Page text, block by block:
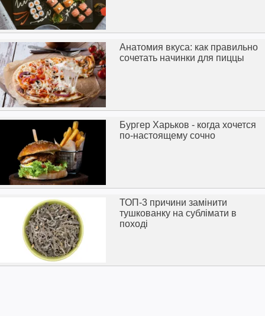
Анатомия вкуса: как правильно
сочетать начинки для пиццы
Бургер Харьков - когда хочется
по-настоящему сочно
ТОП-3 причини замінити
тушкованку на сублімати в
поході